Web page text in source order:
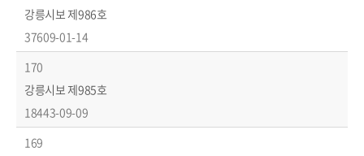
강릉시보 제986호
37609-01-14
170
강릉시보 제985호
18443-09-09
169